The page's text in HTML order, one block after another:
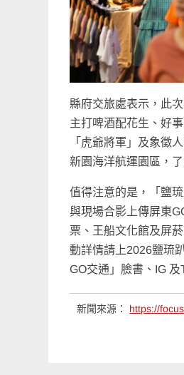
縣府交旅處表示，此
主打啤酒配花生、好
「虎爺將軍」及象徵
新園海洋航運園區，
值得注意的是，「鹽
與現場合影上傳屏東
票、王船文化館及屏
動詳情請上2026鹽琉
GO交通」臉書、IG
新聞來源： https://